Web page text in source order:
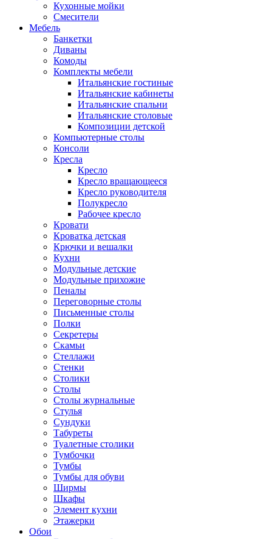
Кухонные мойки
Смесители
Мебель
Банкетки
Диваны
Комоды
Комплекты мебели
Итальянские гостиные
Итальянские кабинеты
Итальянские спальни
Итальянские столовые
Композиции детской
Компьютерные столы
Консоли
Кресла
Кресло
Кресло вращающееся
Кресло руководителя
Полукресло
Рабочее кресло
Кровати
Кроватка детская
Крючки и вешалки
Кухни
Модульные детские
Модульные прихожие
Пеналы
Переговорные столы
Письменные столы
Полки
Секретеры
Скамьи
Стеллажи
Стенки
Столики
Столы
Столы журнальные
Стулья
Сундуки
Табуреты
Туалетные столики
Тумбочки
Тумбы
Тумбы для обуви
Ширмы
Шкафы
Элемент кухни
Этажерки
Обои